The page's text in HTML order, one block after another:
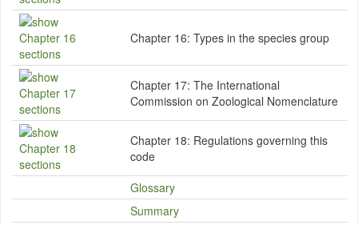
Chapter 16: Types in the species group
Chapter 17: The International
Commission on Zoological Nomenclature
Chapter 18: Regulations governing this
code
Glossary
Summary